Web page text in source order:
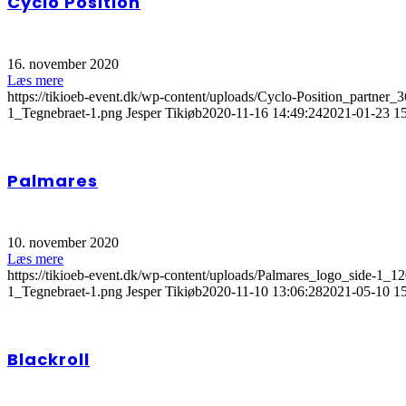
16. november 2020
Læs mere
https://tikioeb-event.dk/wp-content/uploads/Cyclo-
1_Tegnebraet-1.png Jesper Tikiøb2020-11-16 14:49:242021-01-23
Palmares
10. november 2020
Læs mere
https://tikioeb-event.dk/wp-content/uploads/Palmares_logo_side-
1_Tegnebraet-1.png Jesper Tikiøb2020-11-10 13:06:282021-05-10
Blackroll